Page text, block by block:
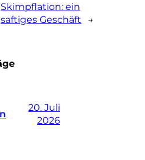
Skimpflation: ein
saftiges Geschäft
→
20. Juli
2026